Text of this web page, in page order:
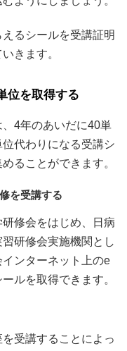
るシールを受講証明
きます。
位を取得する
4年のあいだに40単
代わりになる受講シ
ることができます。
を受講する
修会をはじめ、日病
研修会実施機関とし
ンターネット上のe
ルを取得できます。
受講することによっ